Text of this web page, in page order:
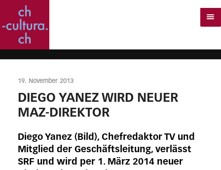
19. November 2013
DIEGO YANEZ WIRD NEUER
MAZ-DIREKTOR
Diego Yanez (Bild), Chefredaktor TV und
Mitglied der Geschäftsleitung, verlässt
SRF und wird per 1. März 2014 neuer